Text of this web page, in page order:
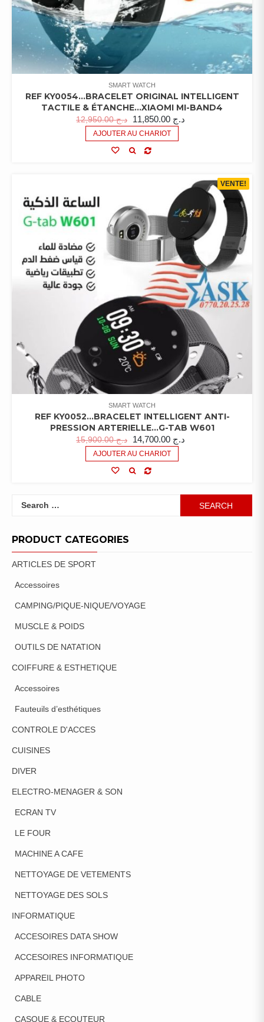
SMART WATCH
REF KY0054…BRACELET ORIGINAL INTELLIGENT
TACTILE & ÉTANCHE…XIAOMI MI-BAND4
د.ج12,950.00 د.ج
AJOUTER AU CHARIOT
VENTE!
SMART WATCH
REF KY0052…BRACELET INTELLIGENT ANTI-
PRESSION ARTERIELLE…G-TAB W601
د.ج15,900.00 د.ج
AJOUTER AU CHARIOT
PRODUCT CATEGORIES
ARTICLES DE SPORT
Accessoires
CAMPING/PIQUE-NIQUE/VOYAGE
MUSCLE & POIDS
OUTILS DE NATATION
COIFFURE & ESTHETIQUE
Accessoires
Fauteuils d’esthétiques
CONTROLE D'ACCES
CUISINES
DIVER
ELECTRO-MENAGER & SON
ECRAN TV
LE FOUR
MACHINE A CAFE
NETTOYAGE DE VETEMENTS
NETTOYAGE DES SOLS
INFORMATIQUE
ACCESOIRES DATA SHOW
ACCESOIRES INFORMATIQUE
APPAREIL PHOTO
CABLE
CASQUE & ECOUTEUR